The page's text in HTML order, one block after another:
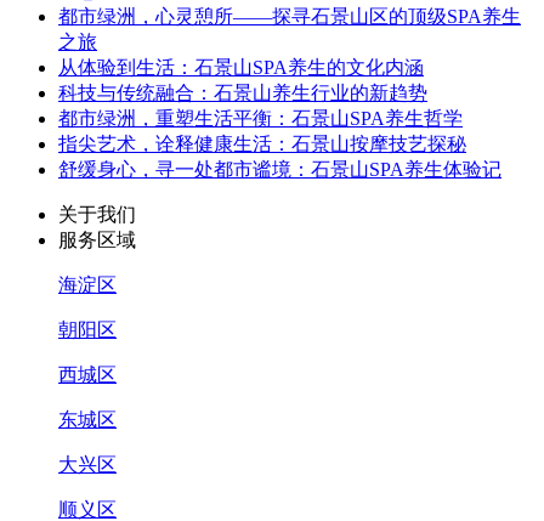
都市绿洲，心灵憩所——探寻石景山区的顶级SPA养生
之旅
从体验到生活：石景山SPA养生的文化内涵
科技与传统融合：石景山养生行业的新趋势
都市绿洲，重塑生活平衡：石景山SPA养生哲学
指尖艺术，诠释健康生活：石景山按摩技艺探秘
舒缓身心，寻一处都市谧境：石景山SPA养生体验记
关于我们
服务区域
海淀区
朝阳区
西城区
东城区
大兴区
顺义区